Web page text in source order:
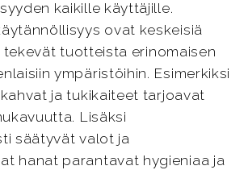
kaikille käyttäjille.
ovat keskeisiä
tuotteista erinomaisen
ympäristöihin. Esimerkiksi
ja tukikaiteet tarjoavat
Lisäksi
säätyvät valot ja
hanat parantavat hygieniaa ja